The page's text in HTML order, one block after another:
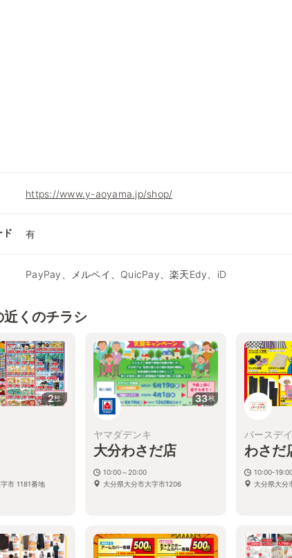
https://www.y-aoyama.jp/shop/
ド 有
PayPay、メルペイ、QuicPay、楽天Edy、iD
近くのチラシ
2枚
市 1181番地
33枚
ヤマダデンキ
大分わさだ店
10:00～20:00
大分県大分市大字市1206
バースデイ
わさだ
10:00-
大分県大分